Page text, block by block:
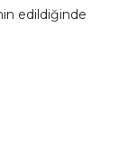
edildiğinde